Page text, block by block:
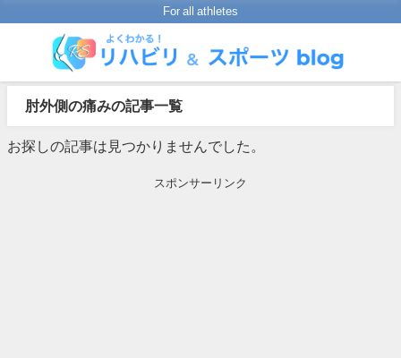
For all athletes
肘外側の痛みの記事一覧
お探しの記事は見つかりませんでした。
スポンサーリンク